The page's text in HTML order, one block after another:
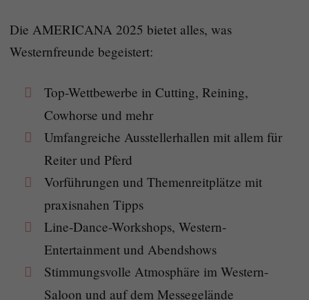
Die AMERICANA 2025 bietet alles, was
Westernfreunde begeistert:
Top-Wettbewerbe in Cutting, Reining,
Cowhorse und mehr
Umfangreiche Ausstellerhallen mit allem für
Reiter und Pferd
Vorführungen und Themenreitplätze mit
praxisnahen Tipps
Line-Dance-Workshops, Western-
Entertainment und Abendshows
Stimmungsvolle Atmosphäre im Western-
Saloon und auf dem Messegelände